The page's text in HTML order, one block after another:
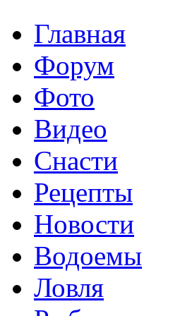
Главная
Форум
Фото
Видео
Снасти
Рецепты
Новости
Водоемы
Ловля